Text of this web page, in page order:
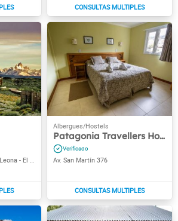
Ruta 40 y Paso del Río La Leona - El Calafate
Patagonia Travellers Hostel
Av. San Martín 376